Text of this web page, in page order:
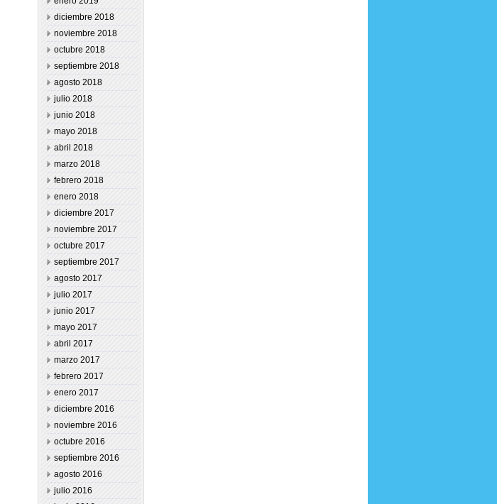
diciembre 2018
noviembre 2018
octubre 2018
septiembre 2018
agosto 2018
julio 2018
junio 2018
mayo 2018
abril 2018
marzo 2018
febrero 2018
enero 2018
diciembre 2017
noviembre 2017
octubre 2017
septiembre 2017
agosto 2017
julio 2017
junio 2017
mayo 2017
abril 2017
marzo 2017
febrero 2017
enero 2017
diciembre 2016
noviembre 2016
octubre 2016
septiembre 2016
agosto 2016
julio 2016